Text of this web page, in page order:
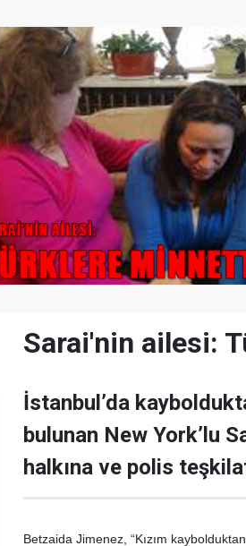
Sarai'nin ailesi:
İstanbul’da
bulunan New York’lu
halkına ve polis
Betzaida Jimenez, “Kızım